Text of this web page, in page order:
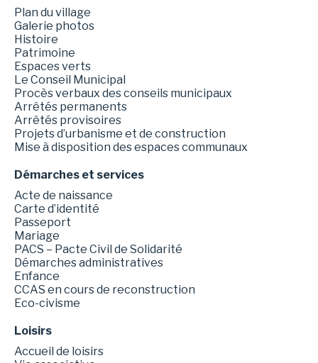
Plan du village
Galerie photos
Histoire
Patrimoine
Espaces verts
Le Conseil Municipal
Procès verbaux des conseils municipaux
Arrêtés permanents
Arrêtés provisoires
Projets d’urbanisme et de construction
Mise à disposition des espaces communaux
Démarches et services
Acte de naissance
Carte d’identité
Passeport
Mariage
PACS – Pacte Civil de Solidarité
Démarches administratives
Enfance
CCAS en cours de reconstruction
Eco-civisme
Loisirs
Accueil de loisirs